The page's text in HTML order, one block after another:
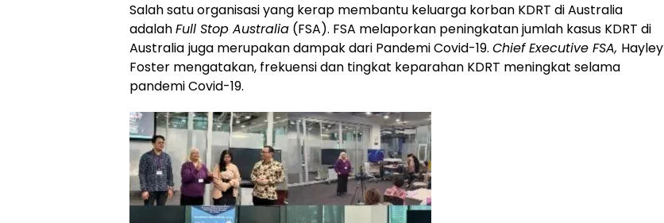
Salah satu organisasi yang kerap membantu keluarga korban KDRT di Australia
adalahFull Stop Australia (FSA). FSA melaporkan peningkatan jumlah kasus KDRT di
Australia juga merupakan dampak dari Pandemi Covid-19. Chief Executive FSA, Hayley
Foster mengatakan, frekuensi dan tingkat keparahan KDRT meningkat selama
pandemi Covid-19.